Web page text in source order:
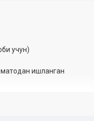
учун)
ишланган